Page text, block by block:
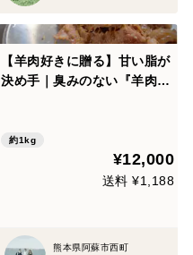
【羊肉好きに贈る】甘い脂が
決め手｜臭みのない『羊肉ス
約1kg
¥12,000
送料 ¥1,188
熊本県阿蘇市西町